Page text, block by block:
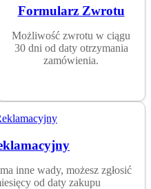
Formularz Zwrotu
Możliwość zwrotu w ciągu
30 dni od daty otrzymania
zamówienia.
inne wady, możesz zgłosić
od daty zakupu